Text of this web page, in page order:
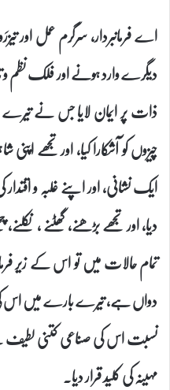
اے فرمانبردار، سرگرم عمل اور
دیگرے وارد ہونے اور فلک نظم
ذات پر ایمان لایا جس نے تیرے
چیزوں کو آشکارا کیا، اور تجھے
ایک نشانی، اور اپنے غلبہ و
دیا، اور تجھے بڑھنے، گھٹنے ،
تمام حالات میں تو اس کے زیر
دواں ہے، تیرے بارے میں اس کی
نسبت اس کی صناعی کتنی لطیف
مہینہ کی کلید قرار دیا۔